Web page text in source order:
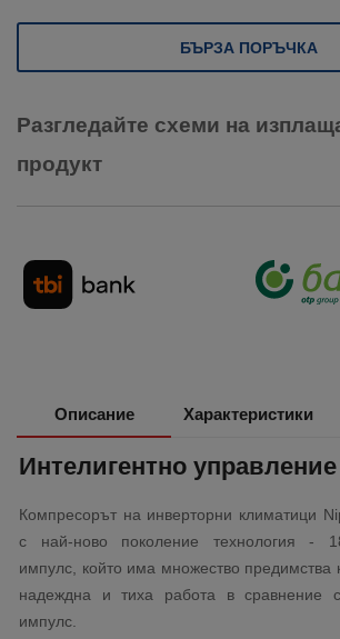
БЪРЗА ПОРЪЧКА
Разгледайте схеми на
продукт
Описание Характеристики
Интелигентно управление
Компресорът на инверторни климатици
с най-ново поколение технология -
импулс, който има множество предимства
надеждна и тиха работа в сравнение
импулс.